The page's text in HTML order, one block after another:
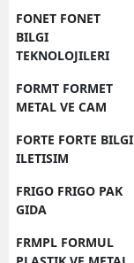
FONET FONET
BILGI
TEKNOLOJILERI
FORMT FORMET
METAL VE CAM
FORTE FORTE BILGI
ILETISIM
FRIGO FRIGO PAK
GIDA
FRMPL FORMUL